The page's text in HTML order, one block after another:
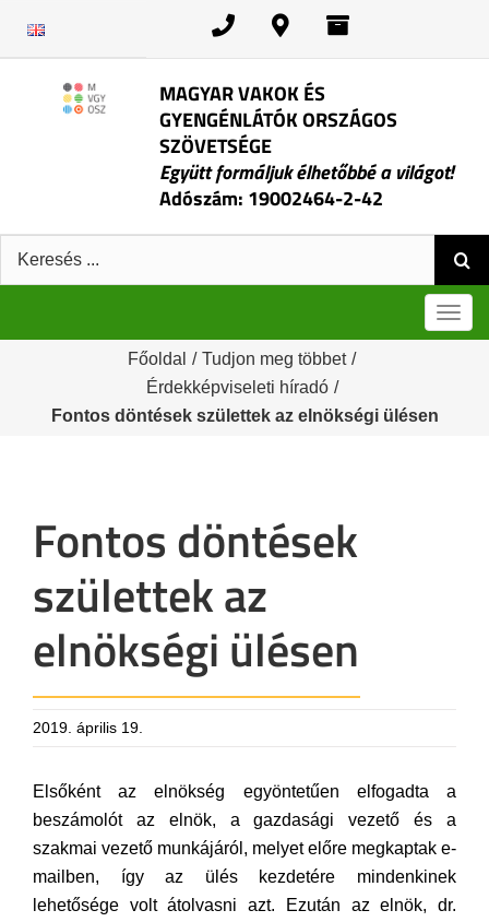
MAGYAR VAKOK ÉS
GYENGÉNLÁTÓK ORSZÁGOS
SZÖVETSÉGE
Együtt formáljuk élhetőbbé a világot!
Adószám: 19002464-2-42
Keresés:
Főoldal / Tudjon meg többet /
Érdekképviseleti híradó /
Fontos döntések születtek az elnökségi ülésen
Fontos döntések
születtek az
elnökségi ülésen
2019. április 19.
Elsőként az elnökség egyöntetűen elfogadta a
beszámolót az elnök, a gazdasági vezető és a
szakmai vezető munkájáról, melyet előre megkaptak e-
mailben, így az ülés kezdetére mindenkinek
lehetősége volt átolvasni azt. Ezután az elnök, dr.